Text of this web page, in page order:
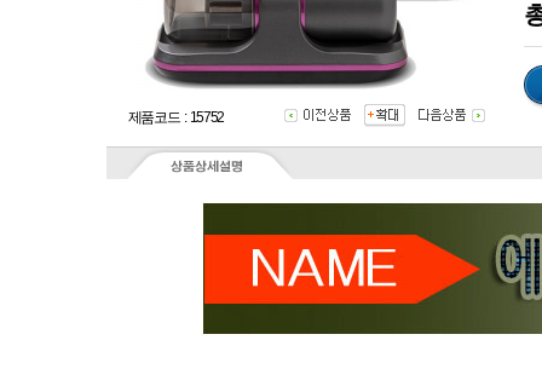
제품코드 : 15752